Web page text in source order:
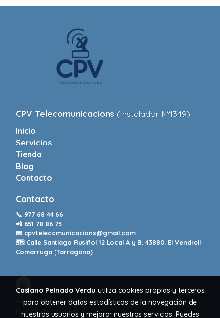
CPV Telecomunicacions (Instalador Nº1349)
Inicio
Servicios
Tienda
Blog
Contacto
Contacto
📞 977 68 44 66
📲 651 78 86 75
📧 cpvtelecomunicacions@gmail.com
🗺️ Calle Santiago Rusiñol 12 Local A y B. 43880. El Vendrell
Comarruga (Tarragona)
Aviso legal
Política de cookies
Casiano Peinado Verdu utiliza cookies propias y terceros
para obtener datos estadísticos de la navegación de
nuestros usuarios y mejorar nuestros servicios. Puedes